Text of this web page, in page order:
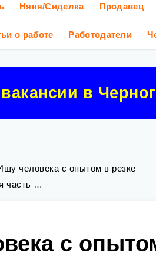
Няня/Сиделка Продавец
о работе Работодатели
вакансии в
человека с опытом в резке
часть …
с